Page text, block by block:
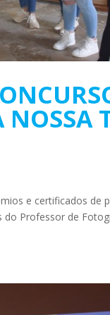
NOSSA
e certificados de
Professor de